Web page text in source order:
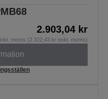
2.903,04 kr
inkl. moms (2.322,43 kr exkl. moms)